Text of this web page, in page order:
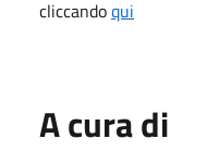
cliccandoqui
A cura di